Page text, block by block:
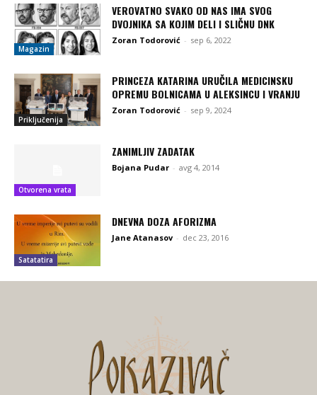
Magazin
VEROVATNO SVAKO OD NAS IMA SVOG
DVOJNIKA SA KOJIM DELI I SLIČNU DNK
Zoran Todorović - sep 6, 2022
Priključenija
PRINCEZA KATARINA URUČILA MEDICINSKU
OPREMU BOLNICAMA U ALEKSINCU I VRANJU
Zoran Todorović - sep 9, 2024
Otvorena vrata
ZANIMLJIV ZADATAK
Bojana Pudar - avg 4, 2014
Satatatira
DNEVNA DOZA AFORIZMA
Jane Atanasov - dec 23, 2016